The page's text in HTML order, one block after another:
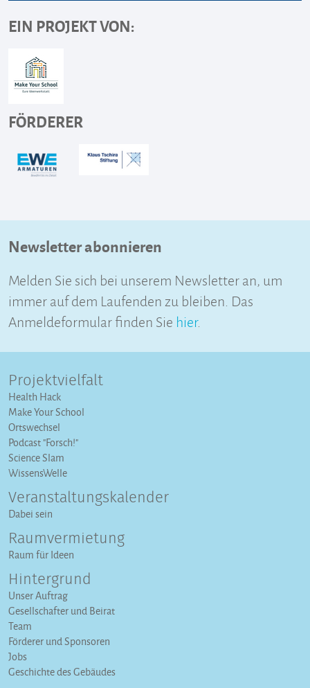
EIN PROJEKT VON:
FÖRDERER
Newsletter abonnieren
Melden Sie sich bei unserem Newsletter an, um
immer auf dem Laufenden zu bleiben. Das
Anmeldeformular finden Sie hier.
Projektvielfalt
Health Hack
Make Your School
Ortswechsel
Podcast "Forsch!"
Science Slam
WissensWelle
Veranstaltungs­kalender
Dabei sein
Raumvermietung
Raum für Ideen
Hintergrund
Unser Auftrag
Gesellschafter und Beirat
Team
Förderer und Sponsoren
Jobs
Geschichte des Gebäudes